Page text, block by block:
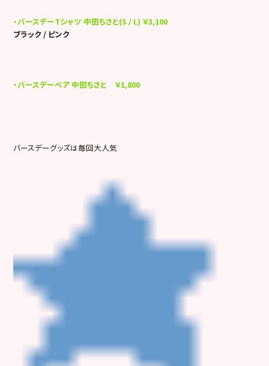
・バースデーTシャツ 中田ちさと(S / L) ￥3,100
ブラック / ピンク
・バースデーベア 中田ちさと ￥1,800
バースデーグッズは毎回大人気